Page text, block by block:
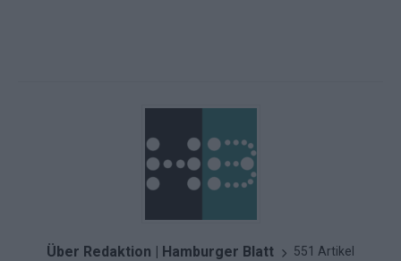
Über Redaktion | Hamburger Blatt 551 Artikel